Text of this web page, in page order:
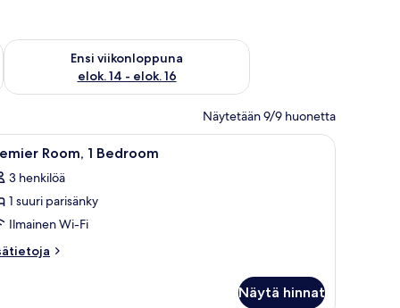
7 - elok. 9
Ensi viikonloppuna
elok. 14 - elok. 16
Tarkista ensi viikonlopun saatavuus elok. 14 - elok. 16
Näytetään 9/9 huonetta
televisio ja parveke, jolta on näkymä kaupunkiin.
Moderni hotellihuone, jossa on suuri
7 Room, 1 Bedroom
3 henkilöä
1 suuri parisänky
Ilmainen Wi-Fi
Näytä hinnat